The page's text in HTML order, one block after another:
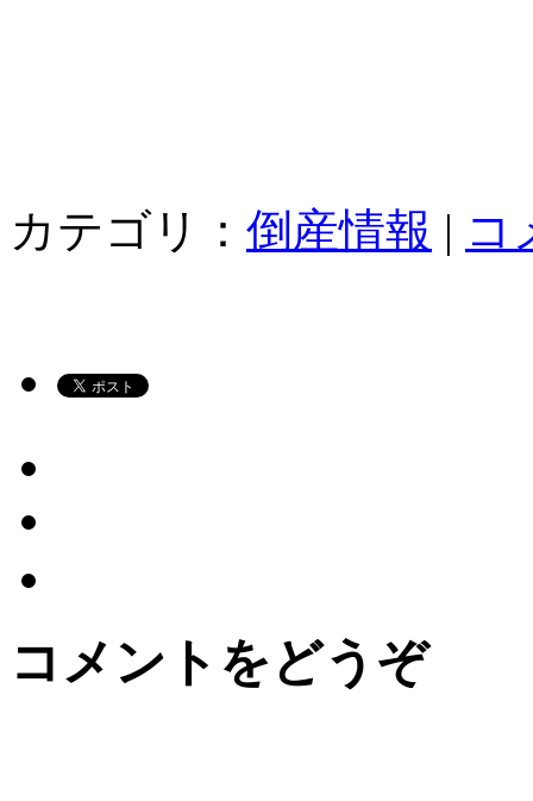
カテゴリ： 倒産情報 | コ
コメントをどうぞ